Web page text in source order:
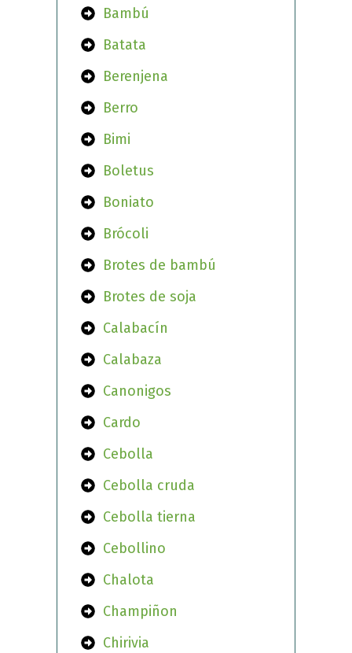
Bambú
Batata
Berenjena
Berro
Bimi
Boletus
Boniato
Brócoli
Brotes de bambú
Brotes de soja
Calabacín
Calabaza
Canonigos
Cardo
Cebolla
Cebolla cruda
Cebolla tierna
Cebollino
Chalota
Champiñon
Chirivia